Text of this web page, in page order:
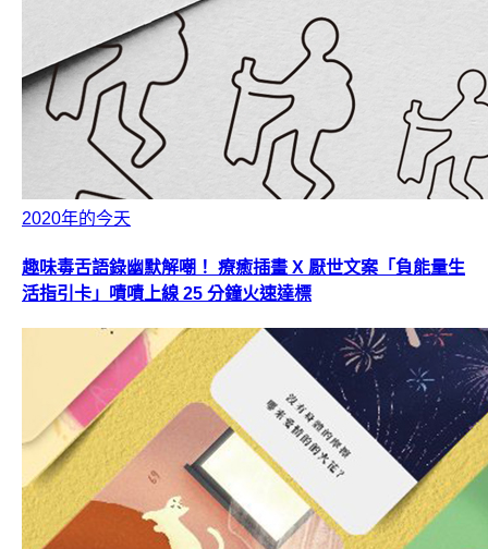
2020年的今天
趣味毒舌語錄幽默解嘲！ 療癒插畫 X 厭世文案「負能量生
活指引卡」嘖嘖上線 25 分鐘火速達標